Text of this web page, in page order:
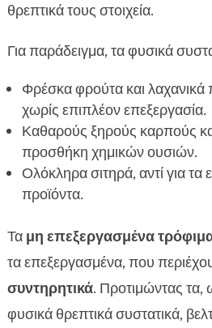
θρεπτικά τους στοιχεία.
Για παράδειγμα, τα φυσικά
Φρέσκα φρούτα και λαχανικά
χωρίς επιπλέον επεξεργασία.
Καθαρούς ξηρούς καρπούς
προσθήκη χημικών ουσιών.
Ολόκληρα σιτηρά, αντί για τα
προϊόντα.
Τα μη επεξεργασμένα
τα επεξεργασμένα, που
συντηρητικά. Προτιμώντας
φυσικά θρεπτικά συστατικά,